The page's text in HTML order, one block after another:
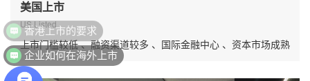
美国上市
US Listed
上市门槛较低 、融资渠道较多 、国际金融中心 、资本市场成熟
企业如何在海外上市
香港上市的要求